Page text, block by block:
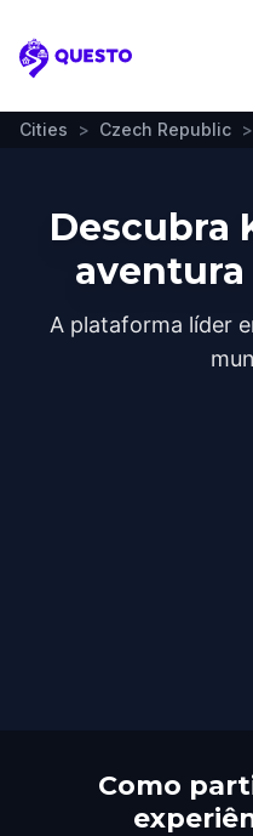
Questo
Cities > Czech Republic >
Descubra
A plataforma líder
Como